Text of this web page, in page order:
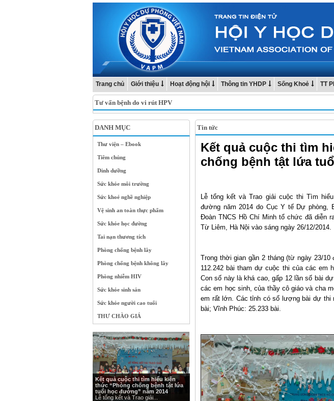
Trang chủ Giới thiệu Hoạt động hội Thông tin YHDP Sống Khoẻ TT
Tư vấn bệnh do vi rút HPV
DANH MỤC
Thư viện – Ebook
Tiêm chủng
Dinh dưỡng
Sức khỏe môi trường
Sức khoẻ nghề nghiệp
Vệ sinh an toàn thực phẩm
Sức khỏe học đường
Tai nạn thương tích
Phòng chống bệnh lây
Phòng chống bệnh không lây
Phòng nhiễm HIV
Sức khỏe sinh sản
Sức khỏe người cao tuổi
THƯ CHÀO GIÁ
Kết quả cuộc thi tìm hiểu kiến
thức “Phòng chống bệnh tật lứa
tuổi học đường” năm 2014
Lễ tổng kết và Trao giải...
Tin tức
Kết quả cuộc thi tìm
chống bệnh tật lứa
Lễ tổng kết và Trao giải cuộc thi Tìm
đường năm 2014 do Cục Y tế Dự
Đoàn TNCS Hồ Chí Minh tổ chức đã diễn
Từ Liêm, Hà Nội vào sáng ngày 26/12/2014.
Trong thời gian gần 2 tháng (từ ngày 23/
112.242 bài tham dự cuộc thi của các em
Con số này là khá cao, gấp 12 lần số bài
các em học sinh, của thầy cô giáo và cha
em rất lớn. Các tỉnh có số lượng bài dự thi
bài; Vĩnh Phúc: 25.233 bài.